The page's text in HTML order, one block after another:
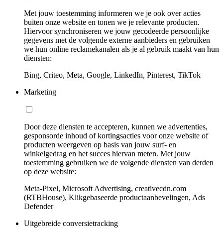
Met jouw toestemming informeren we je ook over acties
buiten onze website en tonen we je relevante producten.
Hiervoor synchroniseren we jouw gecodeerde persoonlijke
gegevens met de volgende externe aanbieders en gebruiken
we hun online reclamekanalen als je al gebruik maakt van hun
diensten:
Bing, Criteo, Meta, Google, LinkedIn, Pinterest, TikTok
Marketing
Door deze diensten te accepteren, kunnen we advertenties,
gesponsorde inhoud of kortingsacties voor onze website of
producten weergeven op basis van jouw surf- en
winkelgedrag en het succes hiervan meten. Met jouw
toestemming gebruiken we de volgende diensten van derden
op deze website:
Meta-Pixel, Microsoft Advertising, creativecdn.com
(RTBHouse), Klikgebaseerde productaanbevelingen, Ads
Defender
Uitgebreide conversietracking